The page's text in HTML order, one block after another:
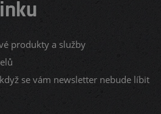
produkty a služby
se vám newsletter nebude líbit